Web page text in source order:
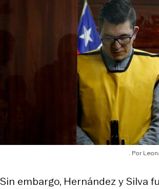
Sin embargo, Hernández y Silva